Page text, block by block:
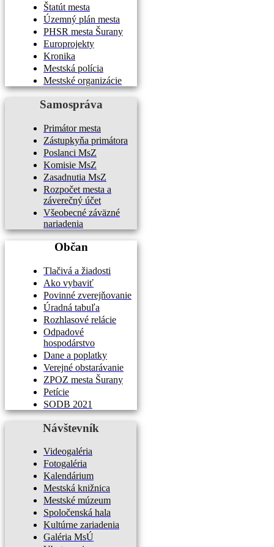
Štatút mesta
Územný plán mesta
PHSR mesta Šurany
Europrojekty
Kronika
Mestská polícia
Mestské organizácie
Samospráva
Primátor mesta
Zástupkyňa primátora
Poslanci MsZ
Komisie MsZ
Zasadnutia MsZ
Rozpočet mesta a
záverečný účet
Všeobecné záväzné
nariadenia
Občan
Tlačivá a žiadosti
Ako vybaviť
Povinné zverejňovanie
Úradná tabuľa
Rozhlasové relácie
Odpadové
hospodárstvo
Dane a poplatky
Verejné obstarávanie
ZPOZ mesta Šurany
Petície
SODB 2021
Návštevník
Videogaléria
Fotogaléria
Kalendárium
Mestská knižnica
Mestské múzeum
Spoločenská hala
Kultúrne zariadenia
Galéria MsÚ